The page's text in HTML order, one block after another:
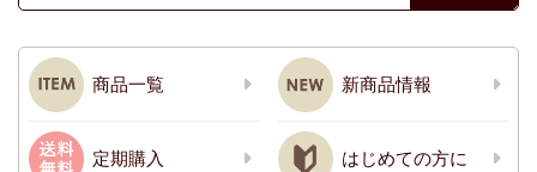
商品一覧 新商品情報
定期購入 はじめての方に